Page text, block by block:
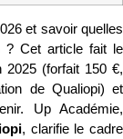
et savoir quelles
? Cet article fait le
2025 (forfait 150 €,
de Qualiopi) et
, clarifie le cadre